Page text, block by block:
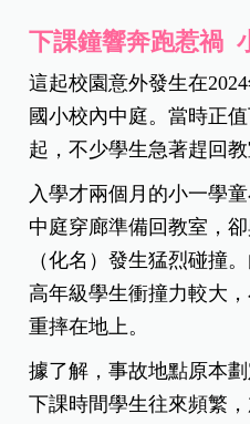
下課鐘響奔跑惹禍
這起校園意外發生在
國小校內中庭。當時正
起，不少學生急著趕回教
入學才兩個月的小一學
中庭穿廊準備回教室，
（化名）發生猛烈碰撞
高年級學生衝撞力較大
重摔在地上。
據了解，事故地點原本
下課時間學生往來頻繁